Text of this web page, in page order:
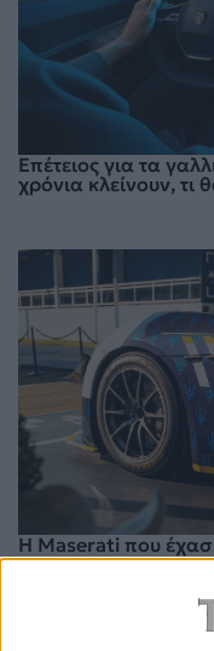
Επέτειος για τα
χρόνια κλείνουν, τι
Η Maserati που
παρουσιάστηκε στο